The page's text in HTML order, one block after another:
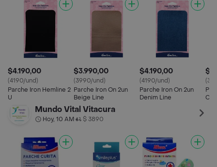
$4.190,00
(4190/und)
Parche Iron Hemline 2
U
$3.990,00
(3990/und)
Parche Iron On 2un
Beige Line
$4.190,00
(4190/und)
Parche Iron On 2un
Denim Line
Mundo Vital Vitacura
Hoy, 10 AM• $ 3890